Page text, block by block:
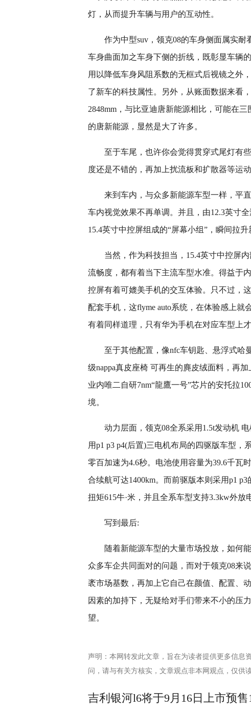
灯，从而提升车辆与用户的互动性。
作为中型suv，领克08的车身侧面属实
车身曲面加之车身下侧的折线，既彰显车辆
用以降低车身风阻系数的无框式后视镜之外
了新车的科技属性。另外，从账面数据来看
2848mm，与比亚迪唐新能源相比，可能在
的唐新能源，显然是大了许多。
至于车尾，也许你会觉得贯穿式尾灯有
度还是不错的，再加上扰流板和扩散器等运
来到车内，与众多新能源车型一样，平
车内视觉效果不再单调。并且，由12.3英寸
15.4英寸中控屏组成的“屏幕小组”，瞬间拉升
当然，作为科技担当，15.4英寸中控屏
流畅度，都有着当下主流车型水准。得益于
控屏有着可媲美手机的交互体验。只不过，
配套手机，这flyme auto系统，在体验感上
有着同样道理，只有华为手机在对应车型上才
至于其他配置，像nfc车钥匙、悬浮式哈
级nappa真皮座椅 可再生的麂皮绒面料，再
业内唯二自研7nm“龍鷹一号”芯片的安托拉
境。
动力层面，领克08全系采用1.5t发动机
用p1 p3 p4(后置)三电机布局的四驱版车型，
零百加速为4.6秒。电池使用容量为39.6千瓦
合续航可达1400km。而前驱版本则采用p1
扭矩615牛·米，并且全系车型支持3.3kw外放
写到最后:
随着新能源车型的大量市场投放，如何
众多车企共同面对的问题，而对于领克08来
袤市场基数，再加上它自己在颜值、配置、
因素的加持下，无疑给对手们带来不小的压
望。
声明：本网转发此文章，旨在为读者提供更多信息
问，请与有关方核实，文章观点非本网观点，仅供
吉利银河l6将于9月16日上市预售